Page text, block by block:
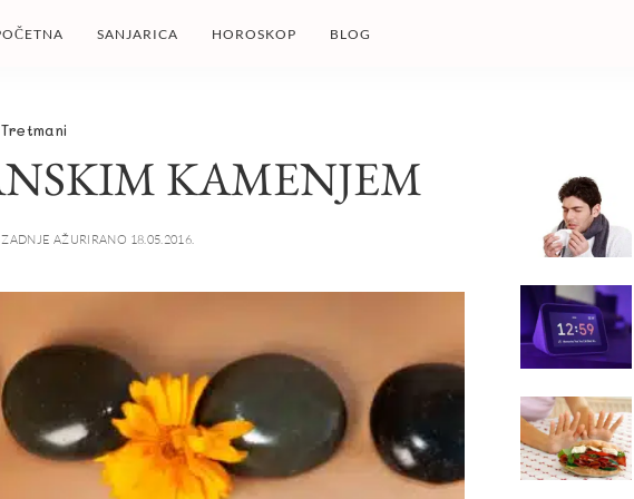
SANJARICA HOROSKOP BLOG
Tretmani
KAMENJEM
ZADNJE AŽURIRANO 18.05.2016.